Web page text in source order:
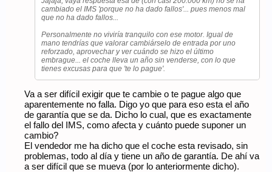
cambiado el IMS 'porque no ha dado fallos'... pues menos mal
que no ha dado fallos...
Personalmente no viviría tranquilo con ese motor. Igual de
mano tendrías que valorar cambiárselo de entrada por uno
reforzado, aprovechar y ver cuándo se hizo el último
embrague... el coche lleva un año sin venderse, con lo que
tienes excusas para que 'te lo pague'.
Va a ser difícil exigir que te cambie o te pague algo que
aparentemente no falla. Digo yo que para eso esta el año
de garantía que se da. Dicho lo cual, que es exactamente
el fallo del IMS, como afecta y cuánto puede suponer un
cambio?
El vendedor me ha dicho que el coche esta revisado, sin
problemas, todo al día y tiene un año de garantía. De ahí va
a ser difícil que se mueva (por lo anteriormente dicho).